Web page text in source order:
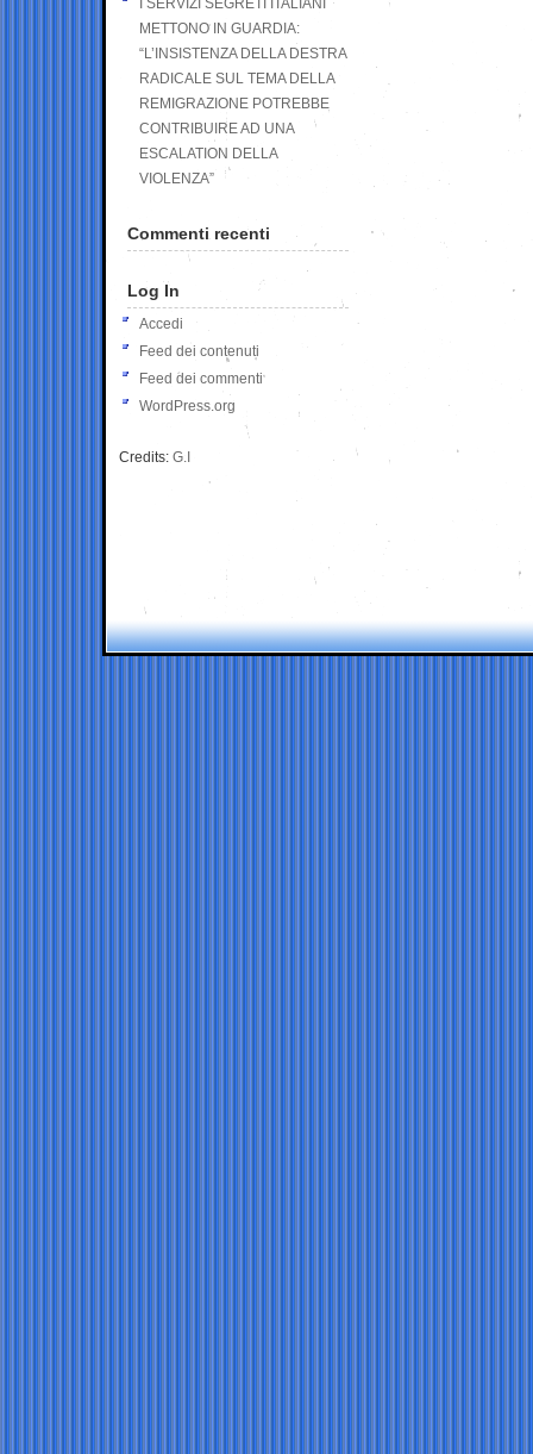
I SERVIZI SEGRETI ITALIANI
METTONO IN GUARDIA:
“L’INSISTENZA DELLA DESTRA
RADICALE SUL TEMA DELLA
REMIGRAZIONE POTREBBE
CONTRIBUIRE AD UNA
ESCALATION DELLA
VIOLENZA”
Commenti recenti
Log In
Accedi
Feed dei contenuti
Feed dei commenti
WordPress.org
Credits: G.I